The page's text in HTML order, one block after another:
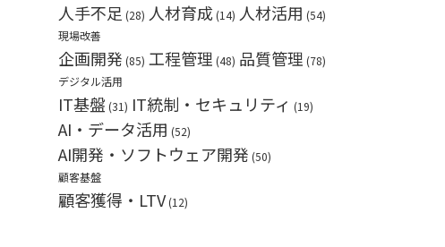
人手不足 (28) 人材育成 (14) 人材活用 (54)
現場改善
企画開発 (85) 工程管理 (48) 品質管理 (78)
デジタル活用
IT基盤 (31) IT統制・セキュリティ (19)
AI・データ活用 (52)
AI開発・ソフトウェア開発 (50)
顧客基盤
顧客獲得・LTV (12)